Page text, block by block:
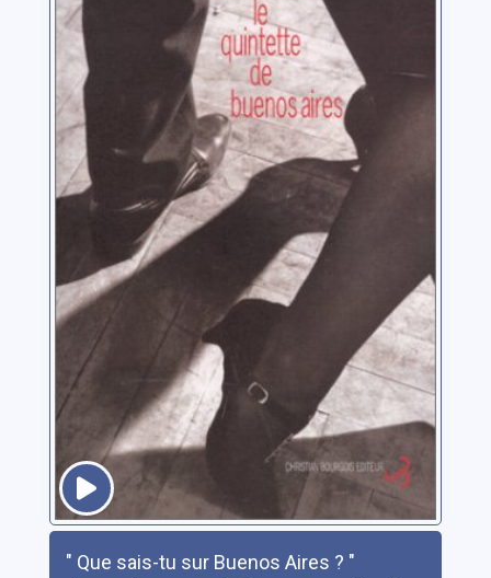
" Que sais-tu sur Buenos Aires ? "